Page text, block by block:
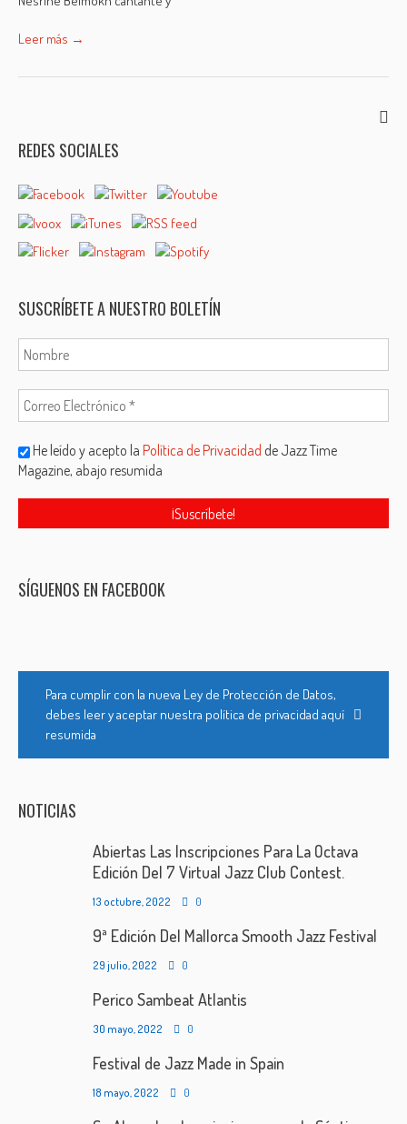
Leer más →
REDES SOCIALES
SUSCRÍBETE A NUESTRO BOLETÍN
He leído y acepto laPolítica de Privacidad de Jazz Time
Magazine, abajo resumida
SÍGUENOS EN FACEBOOK
Para cumplir con la nueva Ley de Protección de Datos,
debes leer y aceptar nuestra política de privacidad aquí
resumida
NOTICIAS
Abiertas Las Inscripciones Para La Octava
Edición Del 7 Virtual Jazz Club Contest.
13 octubre, 2022 0
9ª Edición Del Mallorca Smooth Jazz Festival
29 julio, 2022 0
Perico Sambeat Atlantis
30 mayo, 2022 0
Festival de Jazz Made in Spain
18 mayo, 2022 0